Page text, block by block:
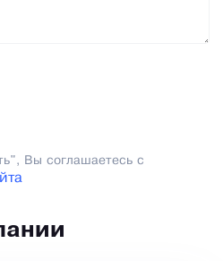
Вы соглашаетесь с